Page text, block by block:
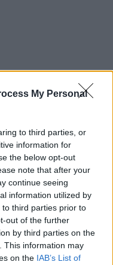
My Personal
to third parties, or
information for
the below opt-out
note that after your
continue seeing
information utilized by
third parties prior to
out of the further
by third parties on the
This information may
on the IAB’s List of